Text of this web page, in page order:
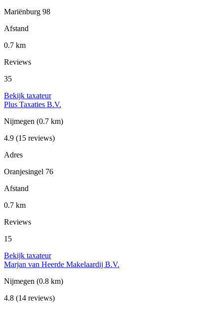
Mariënburg 98
Afstand
0.7 km
Reviews
35
Bekijk taxateur
Plus Taxaties B.V.
Nijmegen (0.7 km)
4.9 (15 reviews)
Adres
Oranjesingel 76
Afstand
0.7 km
Reviews
15
Bekijk taxateur
Marjan van Heerde Makelaardij B.V.
Nijmegen (0.8 km)
4.8 (14 reviews)